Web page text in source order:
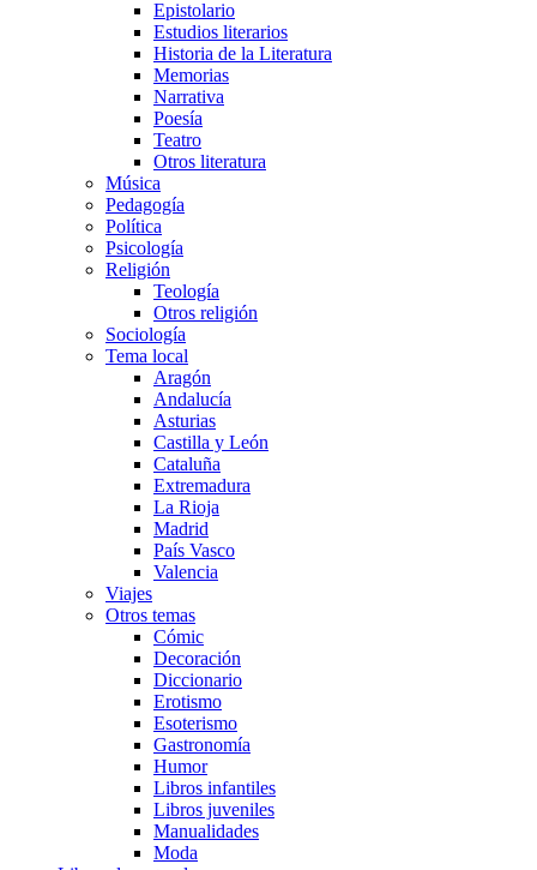
Epistolario
Estudios literarios
Historia de la Literatura
Memorias
Narrativa
Poesía
Teatro
Otros literatura
Música
Pedagogía
Política
Psicología
Religión
Teología
Otros religión
Sociología
Tema local
Aragón
Andalucía
Asturias
Castilla y León
Cataluña
Extremadura
La Rioja
Madrid
País Vasco
Valencia
Viajes
Otros temas
Cómic
Decoración
Diccionario
Erotismo
Esoterismo
Gastronomía
Humor
Libros infantiles
Libros juveniles
Manualidades
Moda